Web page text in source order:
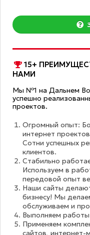
15+
НАМИ
Мы №1 на Дальнем
успешно
проектов.
Огромный опыт:
интернет
Сотни успешных
клиентов.
Стабильно
Используем в
передовой опыт
Наши сайты
бизнесу! Мы
обслуживаем и
Выполняем
Применяем
сайтов,